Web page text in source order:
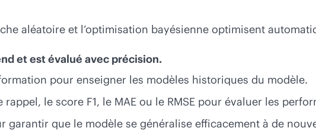
aléatoire et l’optimisation bayésienne optimisent
et est évalué avec précision.
pour enseigner les modèles historiques du modèle.
le score F1, le MAE ou le RMSE pour évaluer les
que le modèle se généralise efficacement à de